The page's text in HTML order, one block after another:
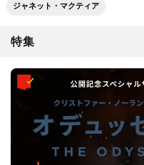
ジャネット・マクティア
特集